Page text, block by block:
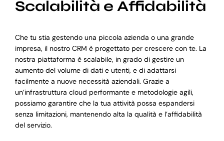
Scalabilità e Affidabilità
Che tu stia gestendo una piccola azienda o una grande
impresa, il nostro CRM è progettato per crescere con te. La
nostra piattaforma è scalabile, in grado di gestire un
aumento del volume di dati e utenti, e di adattarsi
facilmente a nuove necessità aziendali. Grazie a
un’infrastruttura cloud performante e metodologie agili,
possiamo garantire che la tua attività possa espandersi
senza limitazioni, mantenendo alta la qualità e l’affidabilità
del servizio.